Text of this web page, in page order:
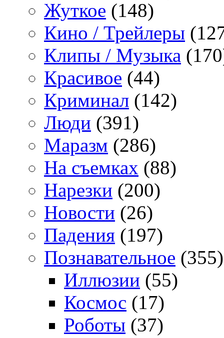
Жуткое (148)
Кино / Трейлеры
Клипы / Музыка
Красивое (44)
Криминал (142)
Люди (391)
Маразм (286)
На съемках (88)
Нарезки (200)
Новости (26)
Падения (197)
Познавательное (355)
Иллюзии (55)
Космос (17)
Роботы (37)